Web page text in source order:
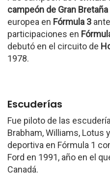
campeón de Gran Bretaña
europea en Fórmula 3
participaciones en
debutó en el circuito de
1978.
Escuderías
Fue piloto de las
Brabham, Williams, Lotus
deportiva en Fórmula 1
Ford en 1991, año en el
Canadá.